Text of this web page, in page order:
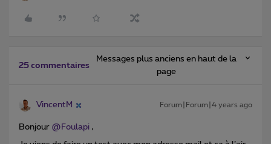
25 commentaires
Messages plus anciens en haut de la
page
VincentM Forum|Forum|4 years ago
Bonjour @Foulapi ,